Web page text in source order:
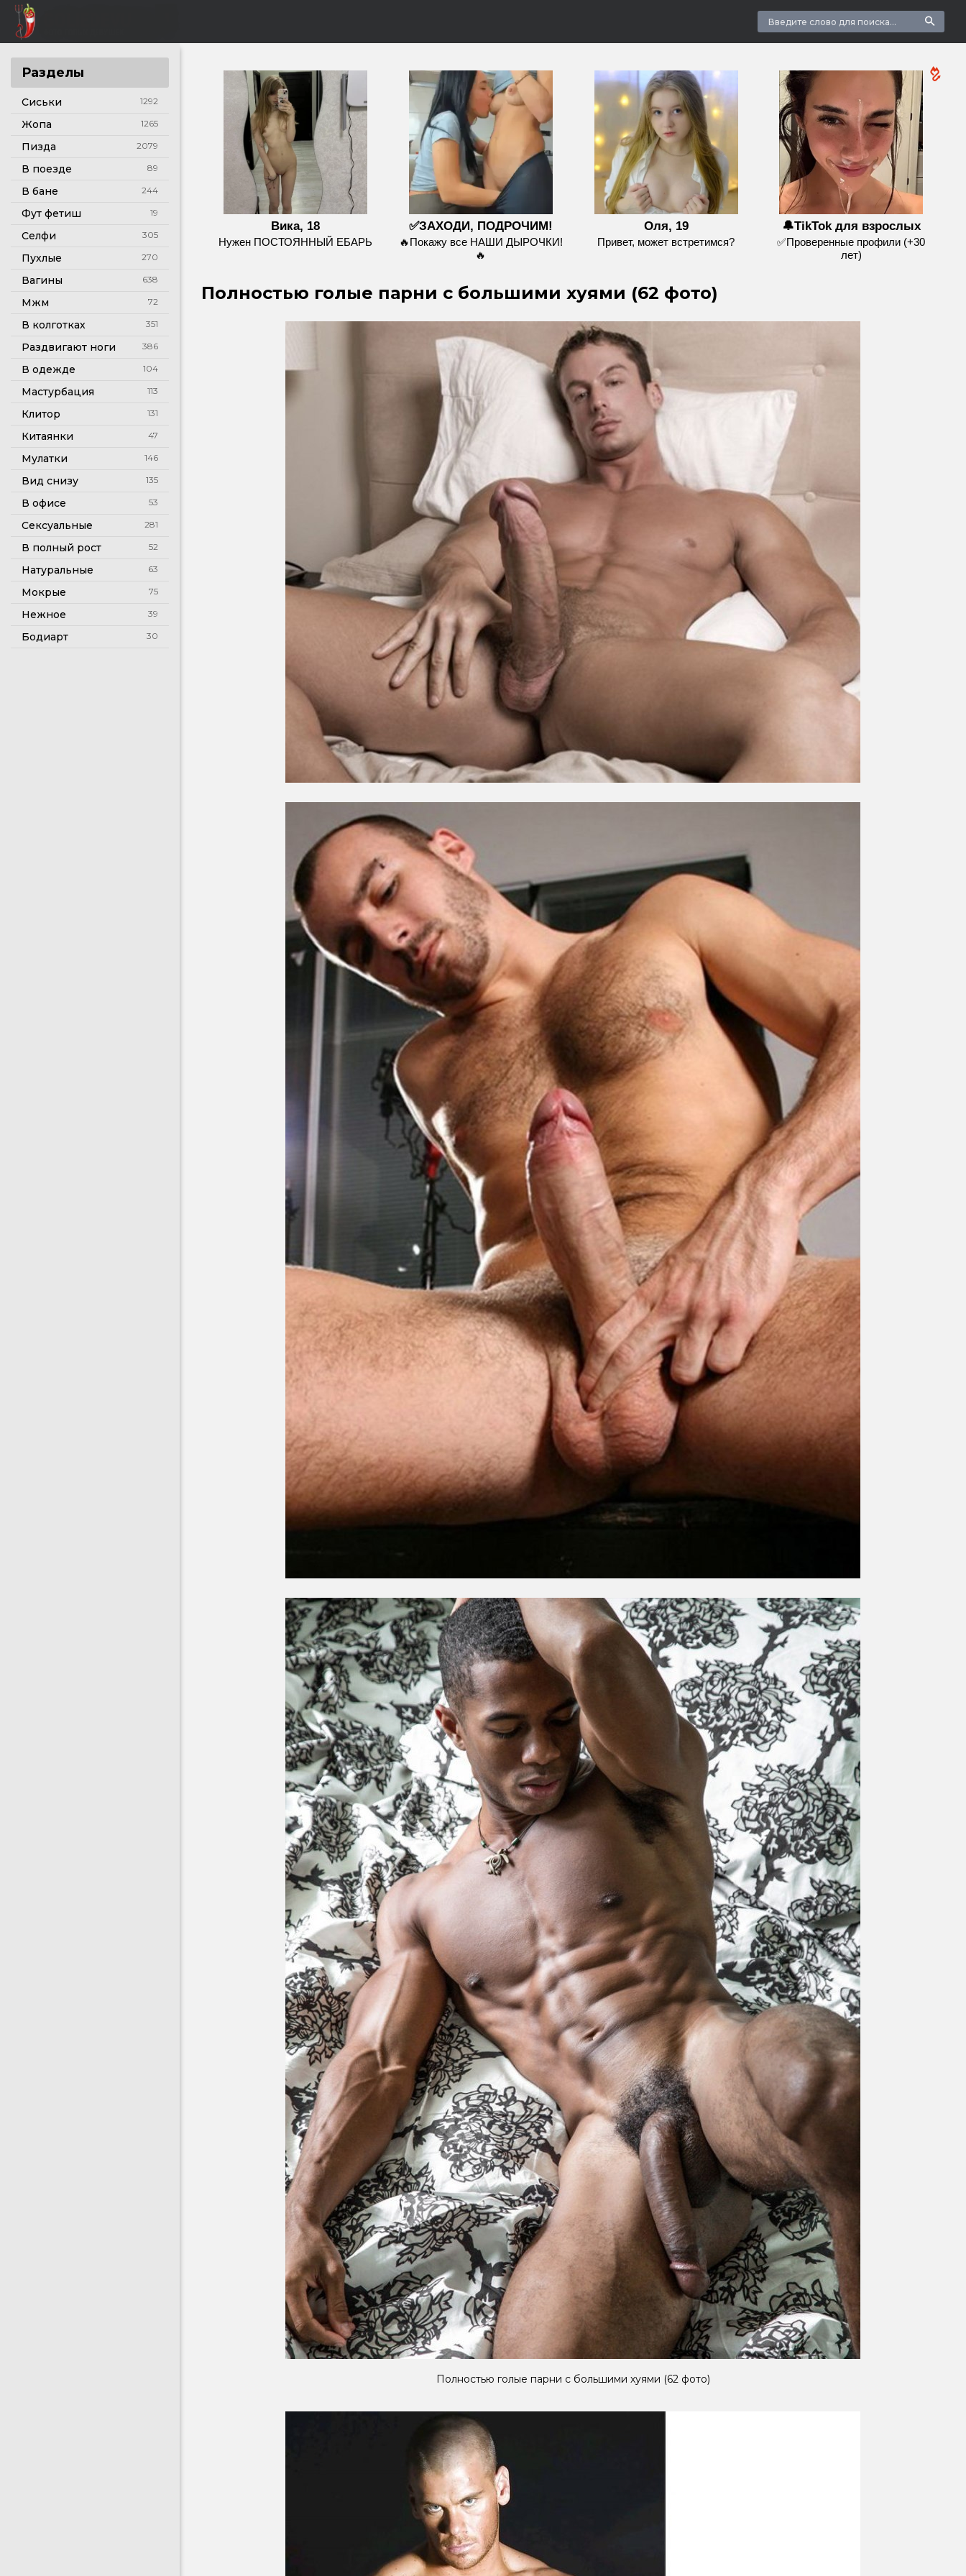
Разделы
Сиськи 1292
Жопа 1265
Пизда 2079
В поезде 89
В бане 244
Фут фетиш 19
Селфи 305
Пухлые 270
Вагины 638
Мжм 72
В колготках 351
Раздвигают ноги 386
В одежде 104
Мастурбация 113
Клитор 131
Китаянки 47
Мулатки 146
Вид снизу 135
В офисе 53
Сексуальные 281
В полный рост 52
Натуральные 63
Мокрые 75
Нежное 39
Бодиарт 30
Вика, 18
Нужен ПОСТОЯННЫЙ ЕБАРЬ
✅ЗАХОДИ, ПОДРОЧИМ!
🔥Покажу все НАШИ ДЫРОЧКИ!
🔥
Оля, 19
Привет, может встретимся?
🔔TikTok для взрослых
✅Проверенные профили (+30
лет)
Полностью голые парни с большими хуями (62 фото)
Полностью голые парни с большими хуями (62 фото)